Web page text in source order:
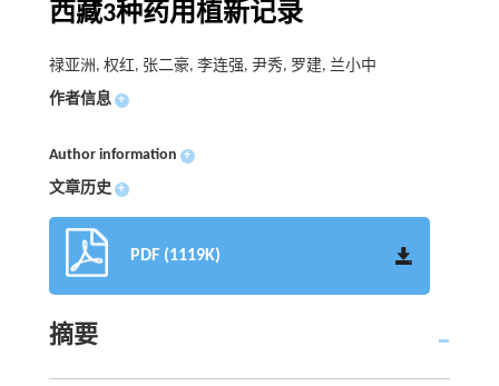
西藏3种药用植新记录
禄亚洲, 权红, 张二豪, 李连强, 尹秀, 罗建, 兰小中
作者信息 +
Author information +
文章历史 +
PDF (1119K)
摘要